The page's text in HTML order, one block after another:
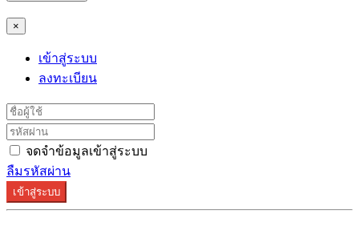
×
เข้าสู่ระบบ
ลงทะเบียน
จดจำข้อมูลเข้าสู่ระบบ
ลืมรหัสผ่าน
เข้าสู่ระบบ